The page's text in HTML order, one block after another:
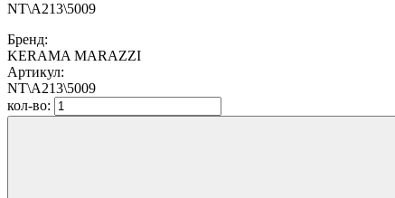
NT\A213\5009
Бренд:
KERAMA MARAZZI
Артикул:
NT\A213\5009
кол-во: